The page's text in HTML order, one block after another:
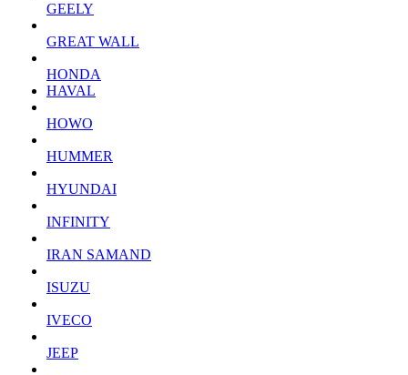
GEELY
GREAT WALL
HONDA
HAVAL
HOWO
HUMMER
HYUNDAI
INFINITY
IRAN SAMAND
ISUZU
IVECO
JEEP